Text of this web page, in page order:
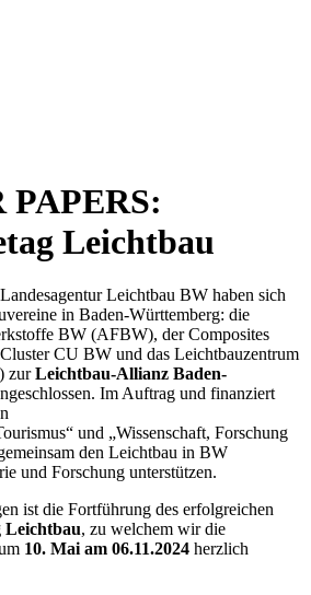
Leichtbau
Leichtbau BW haben sich
in Baden-Württemberg: die
BW (AFBW), der Composites
CU BW und das Leichtbauzentrum
zurLeichtbau-Allianz Baden-
Im Auftrag und finanziert
und „Wissenschaft, Forschung
den Leichtbau in BW
und Forschung unterstützen.
ist die Fortführung des erfolgreichen
Leichtbau, zu welchem wir die
10. Mai am 06.11.2024 herzlich